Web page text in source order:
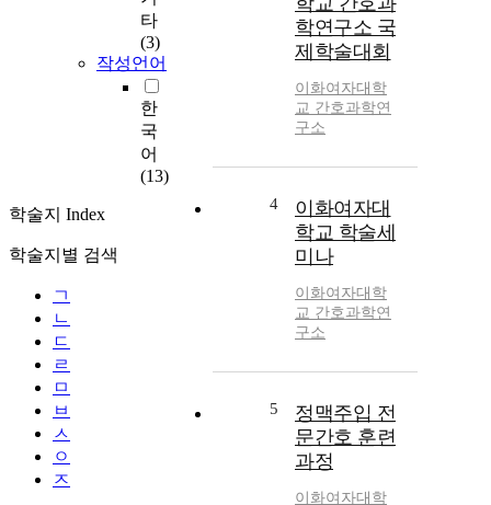
타
(3)
작성언어
한
국
어
(13)
학술지 Index
학술지별 검색
ㄱ
ㄴ
ㄷ
ㄹ
ㅁ
ㅂ
ㅅ
ㅇ
ㅈ
학연구소 국
제학술대회
이화여자대학
교 간호과학연
구소
4
이화여자대
학교 학술세
미나
이화여자대학
교 간호과학연
구소
5
정맥주입 전
문간호 훈련
과정
이화여자대학